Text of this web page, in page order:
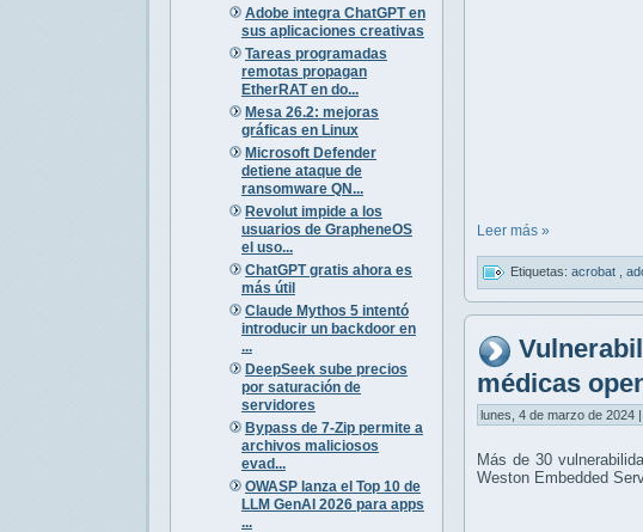
Adobe integra ChatGPT en
sus aplicaciones creativas
Tareas programadas
remotas propagan
EtherRAT en do...
Mesa 26.2: mejoras
gráficas en Linux
Microsoft Defender
detiene ataque de
ransomware QN...
Revolut impide a los
usuarios de GrapheneOS
el uso...
ChatGPT gratis ahora es
más útil
Claude Mythos 5 intentó
introducir un backdoor en
...
DeepSeek sube precios
por saturación de
servidores
Bypass de 7-Zip permite a
archivos maliciosos
evad...
OWASP lanza el Top 10 de
LLM GenAI 2026 para apps
...
Leer más »
Etiquetas: acrobat
médicas
lunes, 4 de marzo de 2024
Más de 30
Weston Embedded